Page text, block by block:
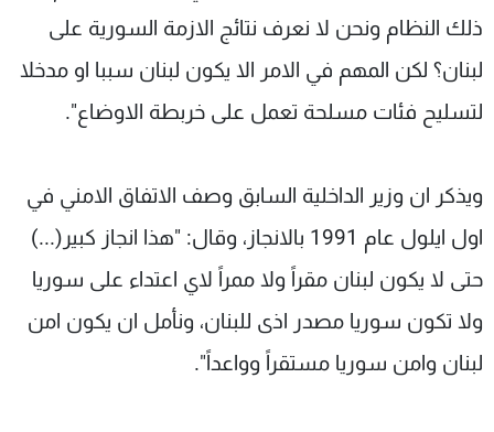
ذلك النظام ونحن لا نعرف نتائج الازمة السورية على
لبنان؟ لكن المهم في الامر الا يكون لبنان سببا او مدخلا
لتسليح فئات مسلحة تعمل على خربطة الاوضاع".
ويذكر ان وزير الداخلية السابق وصف الاتفاق الامني في
اول ايلول عام 1991 بالانجاز، وقال: "هذا انجاز كبير(...)
حتى لا يكون لبنان مقراً ولا ممراً لاي اعتداء على سوريا
ولا تكون سوريا مصدر اذى للبنان، ونأمل ان يكون امن
لبنان وامن سوريا مستقراً وواعداً".